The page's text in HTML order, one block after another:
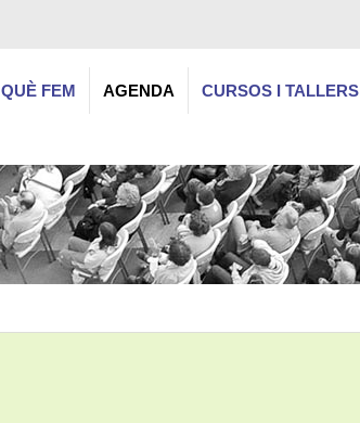
QUÈ FEM AGENDA CURSOS I TALLERS